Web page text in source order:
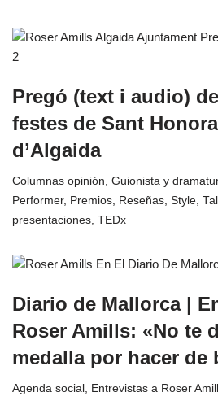
Pregó (text i audio)
festes de Sant
d’Algaida
Columnas opinión, Guionista y
Performer, Premios, Reseñas, Style,
presentaciones, TEDx
Diario de Mallorca |
Roser Amills: «No te
medalla por hacer de
Agenda social , Entrevistas a Roser